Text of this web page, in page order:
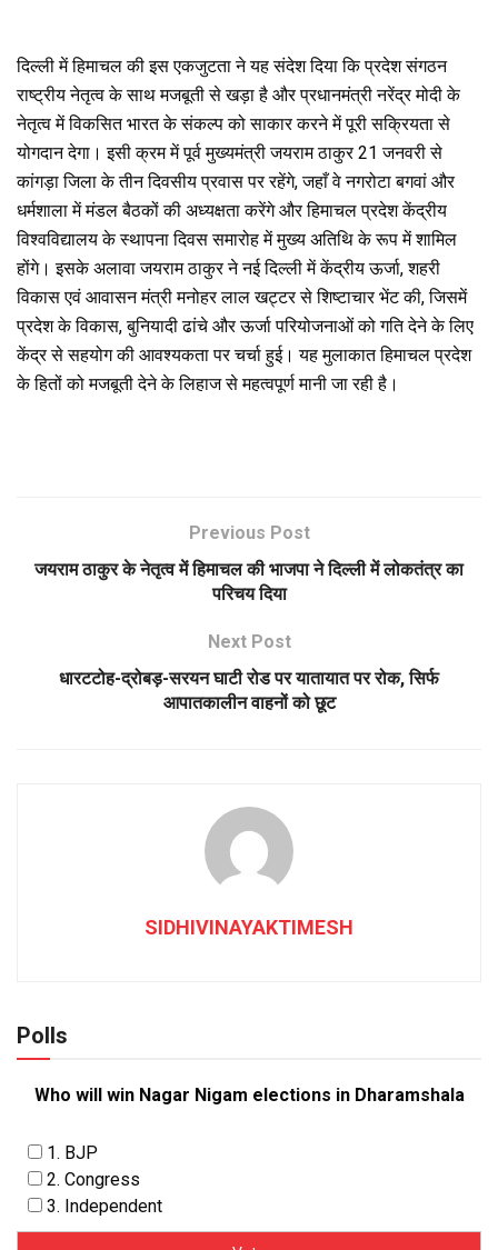
दिल्ली में हिमाचल की इस एकजुटता ने यह संदेश दिया कि प्रदेश संगठन
राष्ट्रीय नेतृत्व के साथ मजबूती से खड़ा है और प्रधानमंत्री नरेंद्र मोदी के
नेतृत्व में विकसित भारत के संकल्प को साकार करने में पूरी सक्रियता से
योगदान देगा। इसी क्रम में पूर्व मुख्यमंत्री जयराम ठाकुर 21 जनवरी से
कांगड़ा जिला के तीन दिवसीय प्रवास पर रहेंगे, जहाँ वे नगरोटा बगवां और
धर्मशाला में मंडल बैठकों की अध्यक्षता करेंगे और हिमाचल प्रदेश केंद्रीय
विश्वविद्यालय के स्थापना दिवस समारोह में मुख्य अतिथि के रूप में शामिल
होंगे। इसके अलावा जयराम ठाकुर ने नई दिल्ली में केंद्रीय ऊर्जा, शहरी
विकास एवं आवासन मंत्री मनोहर लाल खट्टर से शिष्टाचार भेंट की, जिसमें
प्रदेश के विकास, बुनियादी ढांचे और ऊर्जा परियोजनाओं को गति देने के लिए
केंद्र से सहयोग की आवश्यकता पर चर्चा हुई। यह मुलाकात हिमाचल प्रदेश
के हितों को मजबूती देने के लिहाज से महत्वपूर्ण मानी जा रही है।
Previous Post
जयराम ठाकुर के नेतृत्व में हिमाचल की भाजपा ने दिल्ली में लोकतंत्र का
परिचय दिया
Next Post
धारटटोह-द्रोबड़-सरयन घाटी रोड पर यातायात पर रोक, सिर्फ
आपातकालीन वाहनों को छूट
SIDHIVINAYAKTIMESH
Polls
Who will win Nagar Nigam elections in Dharamshala
1. BJP
2. Congress
3. Independent